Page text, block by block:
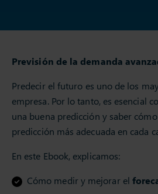
Previsión de la demanda
Predecir el futuro es uno de los
empresa. Por lo tanto, es esencial
una buena predicción y saber
predicción más adecuada en cada
En este Ebook, explicamos:
Cómo medir y mejorar el